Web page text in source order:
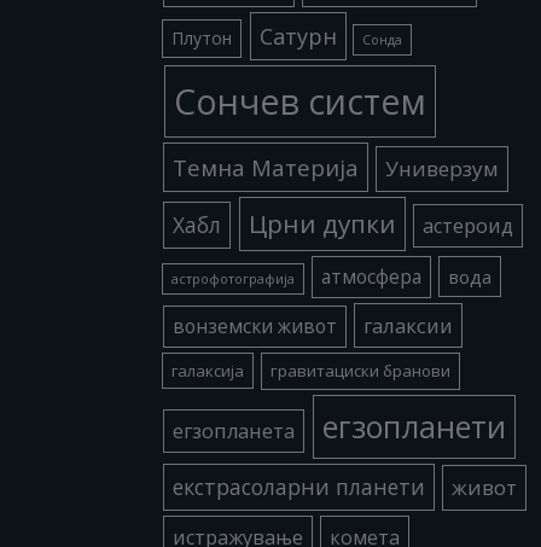
Плутон Сатурн Сонда
Сончев систем
Темна Материја Универзум
Хабл Црни дупки астероид
астрофотографија атмосфера вода
вонземски живот галаксии
галаксија гравитациски бранови
егзопланета егзопланети
екстрасоларни планети живот
истражување комета